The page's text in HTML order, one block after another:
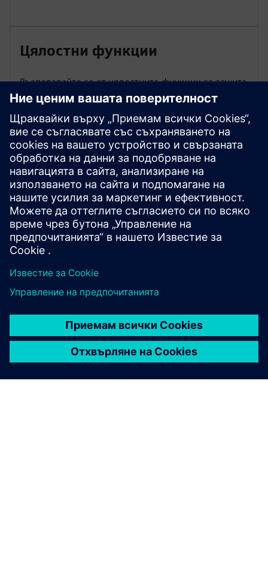
Цялостни функции
Възползвайте се от цялостните функции за защита
(LSI+G). Всички защити са регулируеми и могат да
Прецизна защита
Очаквайте фина настройка с 1А текуща стъпка и
0.1s времева стъпка.